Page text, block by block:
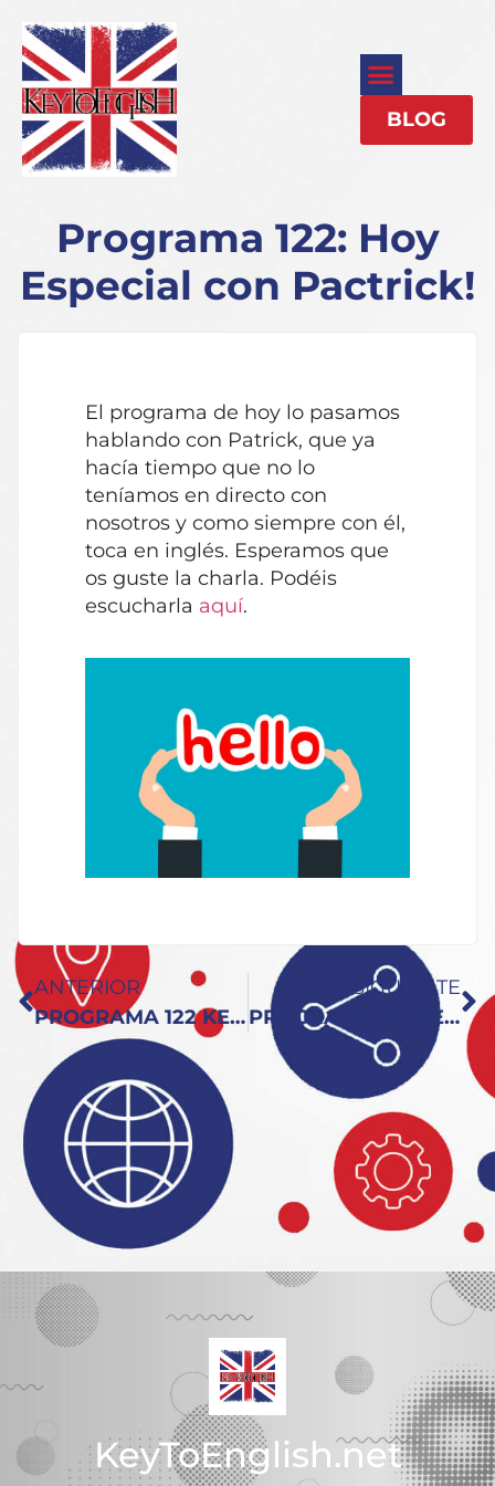
BLOG
Programa 122: Hoy
Especial con Pactrick!
El programa de hoy lo pasamos
hablando con Patrick, que ya
hacía tiempo que no lo
teníamos en directo con
nosotros y como siempre con él,
toca en inglés. Esperamos que
os guste la charla. Podéis
escucharla aquí.
ANTERIOR
PROGRAMA 122 KEY TO ENGLISH: Especial Verano con Patrick!
SIGUIENTE
PROGRAMA 123 KEY TO ENGLISH: Entre Otras Craig y Lynne
KeyToEnglish.net